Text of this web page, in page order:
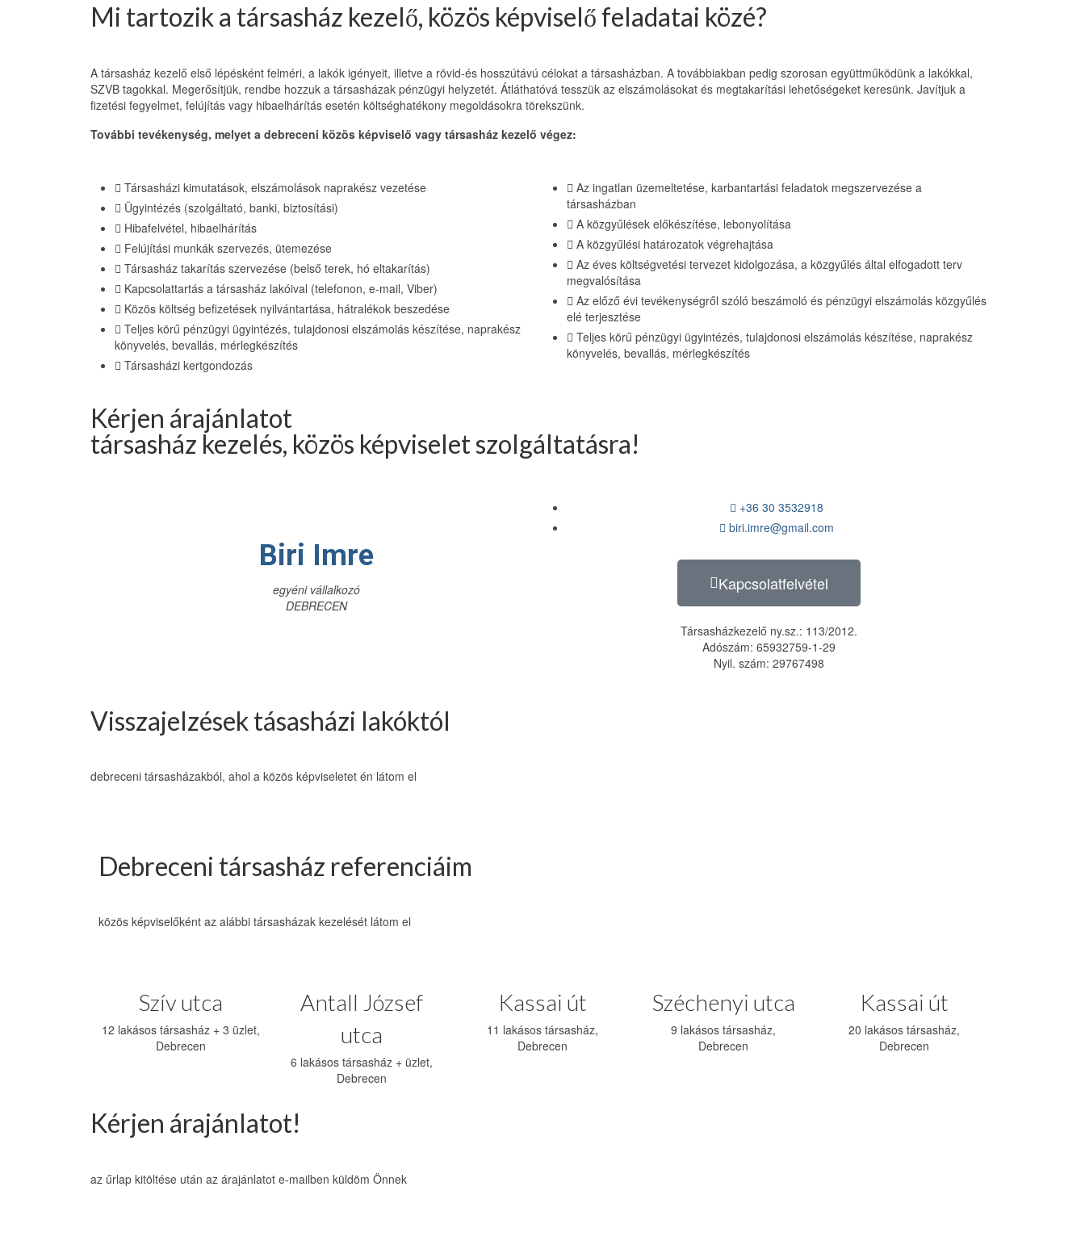
Mi tartozik a társasház kezelő, közös képviselő feladatai közé?
A társasház kezelő első lépésként felméri, a lakók igényeit, illetve a rövid-és hosszútávú célokat a társasházban. A továbbiakban pedig szorosan együttműködünk a lakókkal,
SZVB tagokkal. Megerősítjük, rendbe hozzuk a társasházak pénzügyi helyzetét. Átláthatóvá tesszük az elszámolásokat és megtakarítási lehetőségeket keresünk. Javítjuk a
fizetési fegyelmet, felújítás vagy hibaelhárítás esetén költséghatékony megoldásokra törekszünk.
További tevékenység, melyet a debreceni közös képviselő vagy társasház kezelő végez:
Társasházi kimutatások, elszámolások naprakész vezetése
Ügyintézés (szolgáltató, banki, biztosítási)
Hibafelvétel, hibaelhárítás
Felújítási munkák szervezés, ütemezése
Társasház takarítás szervezése (belső terek, hó eltakarítás)
Kapcsolattartás a társasház lakóival (telefonon, e-mail, Viber)
Közös költség befizetések nyilvántartása, hátralékok beszedése
Teljes körű pénzügyi ügyintézés, tulajdonosi elszámolás készítése, naprakész
könyvelés, bevallás, mérlegkészítés
Társasházi kertgondozás
Az ingatlan üzemeltetése, karbantartási feladatok megszervezése a
társasházban
A közgyűlések előkészítése, lebonyolítása
A közgyűlési határozatok végrehajtása
Az éves költségvetési tervezet kidolgozása, a közgyűlés által elfogadott terv
megvalósítása
Az előző évi tevékenységről szóló beszámoló és pénzügyi elszámolás közgyűlés
elé terjesztése
Teljes körű pénzügyi ügyintézés, tulajdonosi elszámolás készítése, naprakész
könyvelés, bevallás, mérlegkészítés
Kérjen árajánlatot
társasház kezelés, közös képviselet szolgáltatásra!
Biri Imre
egyéni vállalkozó
DEBRECEN
+36 30 3532918
biri.imre@gmail.com
Kapcsolatfelvétel
Társasházkezelő ny.sz.: 113/2012.
Adószám: 65932759-1-29
Nyil. szám: 29767498
Visszajelzések tásasházi lakóktól
debreceni társasházakból, ahol a közös képviseletet én látom el
Debreceni társasház referenciáim
közös képviselőként az alábbi társasházak kezelését látom el
Szív utca
12 lakásos társasház + 3 üzlet,
Debrecen
Antall József
utca
6 lakásos társasház + üzlet,
Debrecen
Kassai út
11 lakásos társasház,
Debrecen
Széchenyi utca
9 lakásos társasház,
Debrecen
Kassai út
20 lakásos társasház,
Debrecen
Kérjen árajánlatot!
az űrlap kitöltése után az árajánlatot e-mailben küldöm Önnek